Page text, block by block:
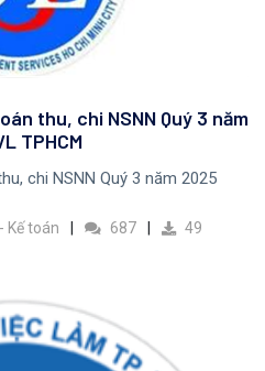
thu, chi NSNN Quý 3 năm
TPHCM
chi NSNN Quý 3 năm 2025
Kế toán 687 49